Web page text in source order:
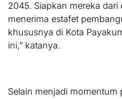
2045. Siapkan mereka dari
menerima estafet
khususnya di Kota
ini,” katanya.
Selain menjadi momentum